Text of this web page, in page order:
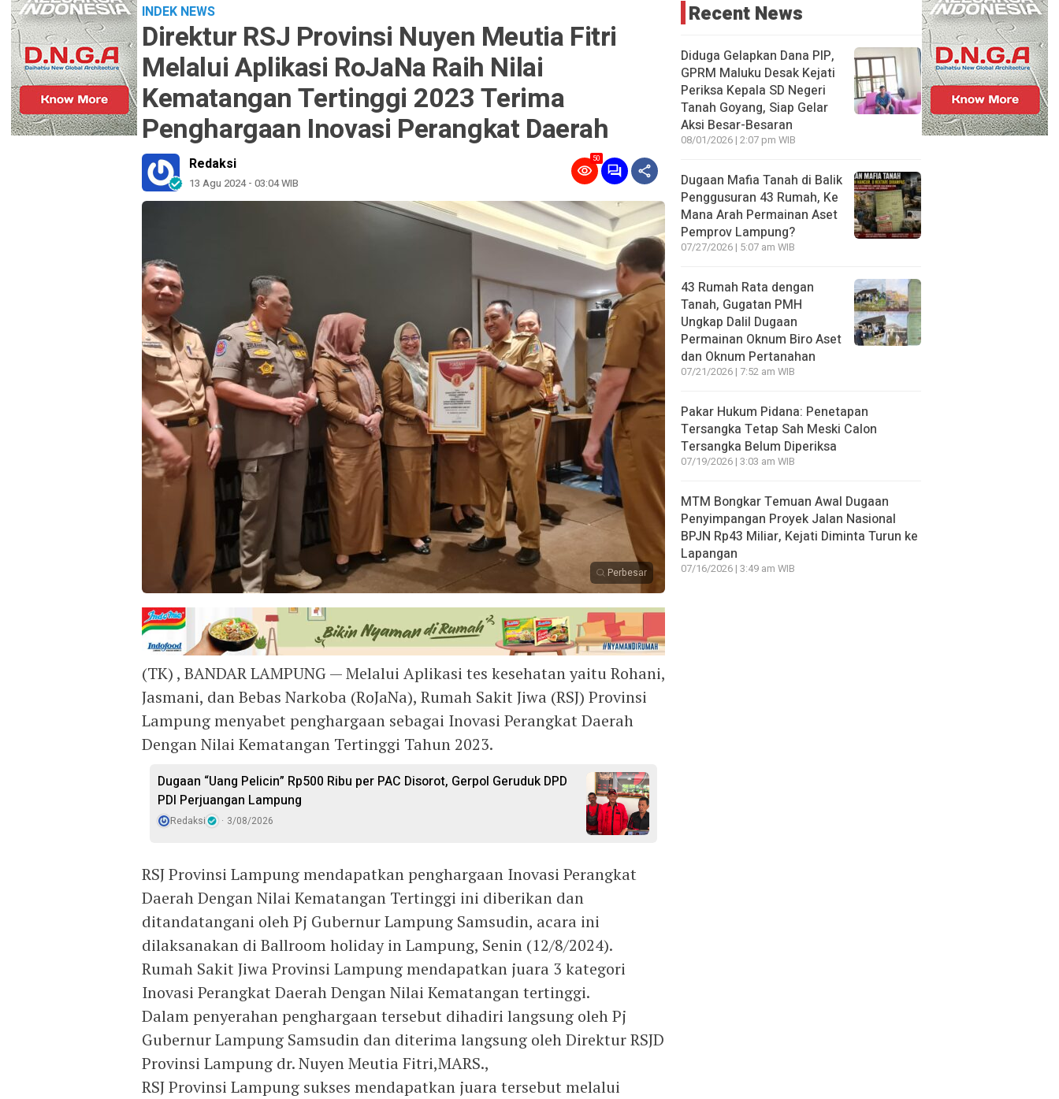
INDEK NEWS
Direktur RSJ Provinsi Nuyen Meutia Fitri
Melalui Aplikasi RoJaNa Raih Nilai
Kematangan Tertinggi 2023 Terima
Penghargaan Inovasi Perangkat Daerah
Redaksi
13 Agu 2024 - 03:04 WIB
50
Perbesar
(TK) , BANDAR LAMPUNG — Melalui Aplikasi tes kesehatan yaitu Rohani,
Jasmani, dan Bebas Narkoba (RoJaNa), Rumah Sakit Jiwa (RSJ) Provinsi
Lampung menyabet penghargaan sebagai Inovasi Perangkat Daerah
Dengan Nilai Kematangan Tertinggi Tahun 2023.
Dugaan “Uang Pelicin” Rp500 Ribu per PAC Disorot, Gerpol Geruduk DPD
PDI Perjuangan Lampung
Redaksi 3/08/2026
RSJ Provinsi Lampung mendapatkan penghargaan Inovasi Perangkat
Daerah Dengan Nilai Kematangan Tertinggi ini diberikan dan
ditandatangani oleh Pj Gubernur Lampung Samsudin, acara ini
dilaksanakan di Ballroom holiday in Lampung, Senin (12/8/2024).
Rumah Sakit Jiwa Provinsi Lampung mendapatkan juara 3 kategori
Inovasi Perangkat Daerah Dengan Nilai Kematangan tertinggi.
Dalam penyerahan penghargaan tersebut dihadiri langsung oleh Pj
Gubernur Lampung Samsudin dan diterima langsung oleh Direktur RSJD
Provinsi Lampung dr. Nuyen Meutia Fitri,MARS.,
RSJ Provinsi Lampung sukses mendapatkan juara tersebut melalui
Recent News
Diduga Gelapkan Dana PIP,
GPRM Maluku Desak Kejati
Periksa Kepala SD Negeri
Tanah Goyang, Siap Gelar
Aksi Besar-Besaran
08/01/2026 | 2:07 pm WIB
Dugaan Mafia Tanah di Balik
Penggusuran 43 Rumah, Ke
Mana Arah Permainan Aset
Pemprov Lampung?
07/27/2026 | 5:07 am WIB
43 Rumah Rata dengan
Tanah, Gugatan PMH
Ungkap Dalil Dugaan
Permainan Oknum Biro Aset
dan Oknum Pertanahan
07/21/2026 | 7:52 am WIB
Pakar Hukum Pidana: Penetapan
Tersangka Tetap Sah Meski Calon
Tersangka Belum Diperiksa
07/19/2026 | 3:03 am WIB
MTM Bongkar Temuan Awal Dugaan
Penyimpangan Proyek Jalan Nasional
BPJN Rp43 Miliar, Kejati Diminta Turun ke
Lapangan
07/16/2026 | 3:49 am WIB